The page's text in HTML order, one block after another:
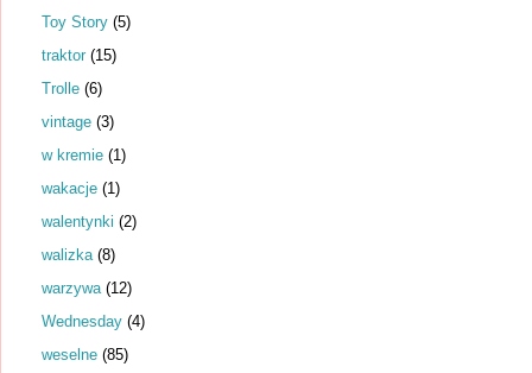
Toy Story (5)
traktor (15)
Trolle (6)
vintage (3)
w kremie (1)
wakacje (1)
walentynki (2)
walizka (8)
warzywa (12)
Wednesday (4)
weselne (85)